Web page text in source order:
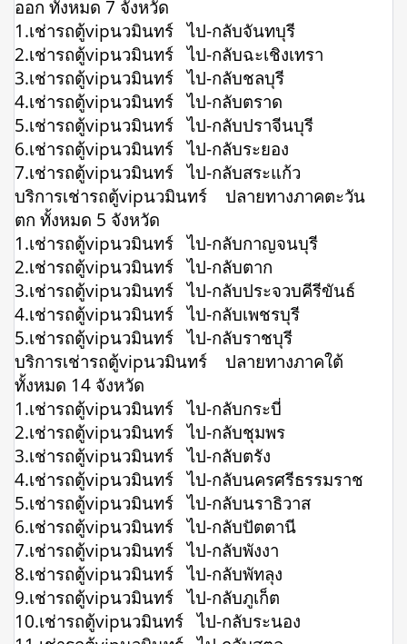
ออก ทั้งหมด 7 จังหวัด
1.เช่ารถตู้vipนวมินทร์ ไป-กลับจันทบุรี
2.เช่ารถตู้vipนวมินทร์ ไป-กลับฉะเชิงเทรา
3.เช่ารถตู้vipนวมินทร์ ไป-กลับชลบุรี
4.เช่ารถตู้vipนวมินทร์ ไป-กลับตราด
5.เช่ารถตู้vipนวมินทร์ ไป-กลับปราจีนบุรี
6.เช่ารถตู้vipนวมินทร์ ไป-กลับระยอง
7.เช่ารถตู้vipนวมินทร์ ไป-กลับสระแก้ว
บริการเช่ารถตู้vipนวมินทร์ ปลายทางภาคตะวัน
ตก ทั้งหมด 5 จังหวัด
1.เช่ารถตู้vipนวมินทร์ ไป-กลับกาญจนบุรี
2.เช่ารถตู้vipนวมินทร์ ไป-กลับตาก
3.เช่ารถตู้vipนวมินทร์ ไป-กลับประจวบคีรีขันธ์
4.เช่ารถตู้vipนวมินทร์ ไป-กลับเพชรบุรี
5.เช่ารถตู้vipนวมินทร์ ไป-กลับราชบุรี
บริการเช่ารถตู้vipนวมินทร์ ปลายทางภาคใต้
ทั้งหมด 14 จังหวัด
1.เช่ารถตู้vipนวมินทร์ ไป-กลับกระบี่
2.เช่ารถตู้vipนวมินทร์ ไป-กลับชุมพร
3.เช่ารถตู้vipนวมินทร์ ไป-กลับตรัง
4.เช่ารถตู้vipนวมินทร์ ไป-กลับนครศรีธรรมราช
5.เช่ารถตู้vipนวมินทร์ ไป-กลับนราธิวาส
6.เช่ารถตู้vipนวมินทร์ ไป-กลับปัตตานี
7.เช่ารถตู้vipนวมินทร์ ไป-กลับพังงา
8.เช่ารถตู้vipนวมินทร์ ไป-กลับพัทลุง
9.เช่ารถตู้vipนวมินทร์ ไป-กลับภูเก็ต
10.เช่ารถตู้vipนวมินทร์ ไป-กลับระนอง